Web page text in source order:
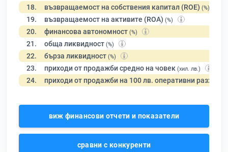
18. възвращаемост на собствения капитал (ROE) (%)
19. възвращаемост на активите (ROA) (%)
20. финансова автономност (%)
21. обща ликвидност (%)
22. бърза ликвидност (%)
23. приходи от продажби средно на човек (хил. лв.)
24. приходи от продажби на 100 лв. оперативни разходи
виж финансови отчети и показатели
сравни с конкуренти